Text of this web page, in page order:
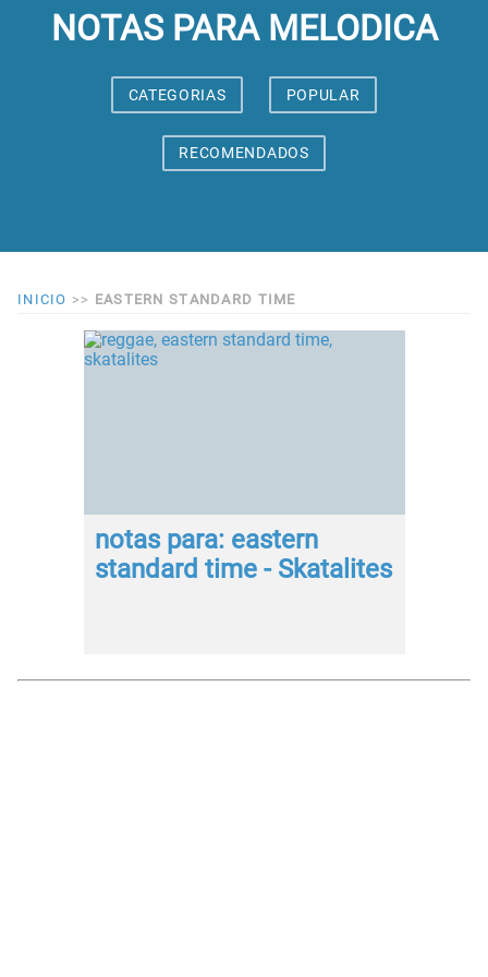
NOTAS PARA MELODICA
CATEGORIAS POPULAR
RECOMENDADOS
INICIO >> EASTERN STANDARD TIME
notas para: eastern
standard time - Skatalites